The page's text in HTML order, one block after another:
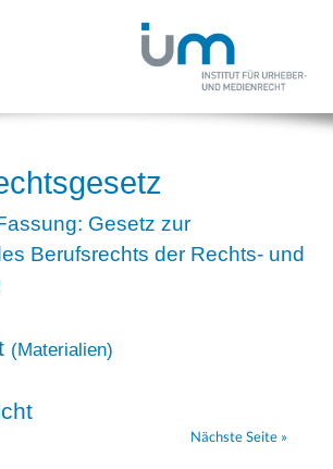
Gesetz zur
Berufsrechts der Rechts- und
(Materialien)
Nächste Seite »